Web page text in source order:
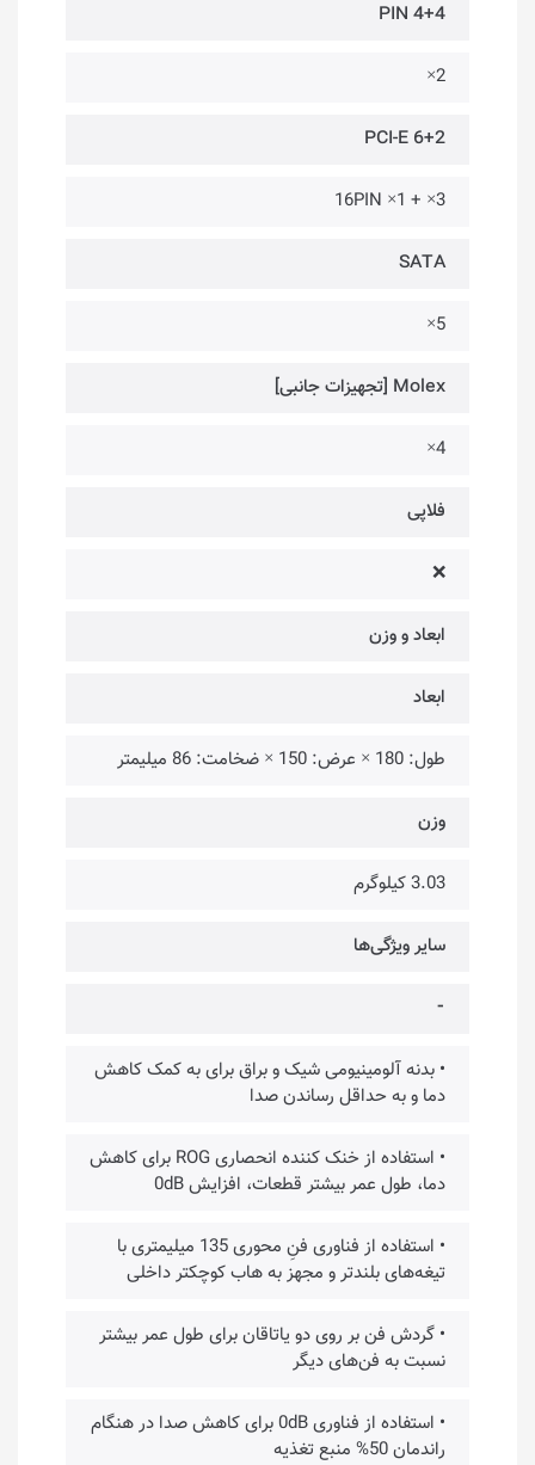
4+4 PIN
2×
PCI-E 6+2
3× + 1× 16PIN
SATA
5×
Molex [تجهیزات جانبی]
4×
فلاپی
❌
ابعاد و وزن
ابعاد
طول: 180 × عرض: 150 × ضخامت: 86 میلیمتر
وزن
3.03 کیلوگرم
سایر ویژگی‌ها
⁃
• بدنه آلومینیومی شیک و براق برای به کمک کاهش
دما و به حداقل رساندن صدا
• استفاده از خنک کننده انحصاری ROG برای کاهش
دما، طول عمر بیشتر قطعات، افزایش 0dB
• استفاده از فناوری فنِ محوری 135 میلیمتری با
تیغه‌های بلندتر و مجهز به هاب کوچکتر داخلی
• گردش فن بر روی دو یاتاقان برای طول عمر بیشتر
نسبت به فن‌های دیگر
• استفاده از فناوری 0dB برای کاهش صدا در هنگام
راندمان 50% منبع تغذیه